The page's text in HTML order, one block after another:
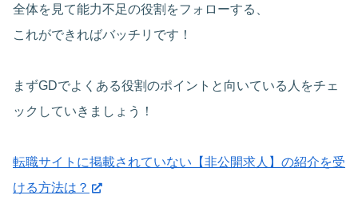
全体を見て能力不足の役割をフォローする、
これができればバッチリです！
まずGDでよくある役割のポイントと向いている人をチェ
ックしていきましょう！
転職サイトに掲載されていない【非公開求人】の紹介を受
ける方法は？